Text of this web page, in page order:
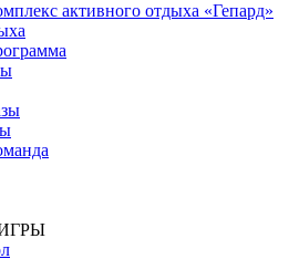
активного отдыха «Гепард»